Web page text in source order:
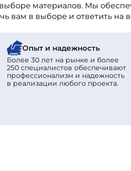
материалов. Мы
вам в выборе и ответить
Опыт и надежность
Более 30 лет на рынке и более
250 специалистов обеспечивают
профессионализм и надежность
в реализации любого проекта.